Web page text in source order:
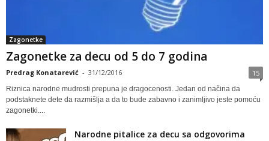
Zagonetke
Zagonetke za decu od 5 do 7 godina
Predrag Konatarević - 31/12/2016 15
Riznica narodne mudrosti prepuna je dragocenosti. Jedan od načina da
podstaknete dete da razmišlja a da to bude zabavno i zanimljivo jeste pomoću
zagonetki....
Narodne pitalice za decu sa odgovorima